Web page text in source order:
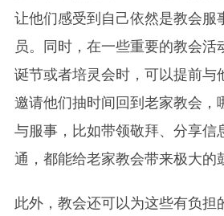
让他们感受到自己依然是教会服
员。同时，在一些重要的教会活
诞节或者培灵会时，可以提前与
邀请他们抽时间回到老家教会，
与服事，比如带领敬拜、分享信
通，都能给老家教会带来极大的
此外，教会还可以为这些有负担